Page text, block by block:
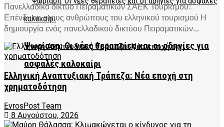
Ψωρίαση: Οι νέες θεραπείες και οι οδηγίες για
ασφαλές καλοκαίρι
Πανελλαδικό δίκτυο Πειραματικών ΣΑΕΚ Τουρισμού:
Επένδυση στους ανθρώπους του ελληνικού τουρισμού Η
δημιουργία ενός πανελλαδικού δικτύου Πειραματικών...
Ελληνική Αναπτυξιακή Τράπεζα: Νέα εποχή στη
χρηματοδότηση
EvrosPost Team
8 Αυγούστου, 2026